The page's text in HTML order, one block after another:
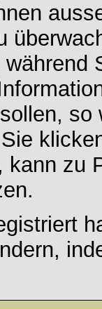
kann zu